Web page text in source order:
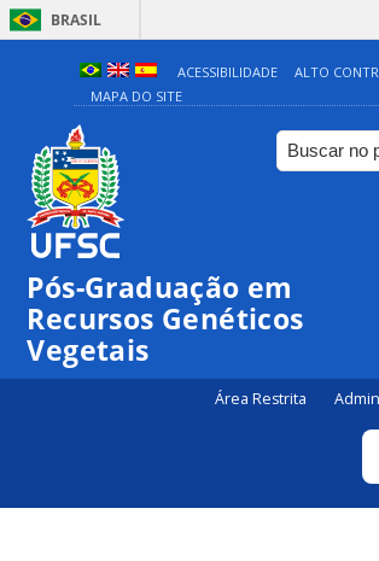
BRASIL
ACESSIBILIDADE
ALTO
MAPA DO SITE
Pós-Graduação em
Recursos Genéticos
Vegetais
Área Restrita